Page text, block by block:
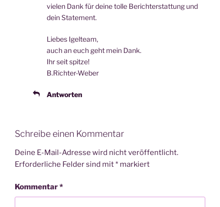
vie­len Dank für dei­ne tol­le Bericht­erstat­tung und
dein Statement.
Lie­bes Igelteam,
auch an euch geht mein Dank.
Ihr seit spitze!
B.Richter-Weber
Antworten
Schreibe einen Kommentar
Deine E-Mail-Adresse wird nicht veröffentlicht.
Erforderliche Felder sind mit* markiert
Kommentar*